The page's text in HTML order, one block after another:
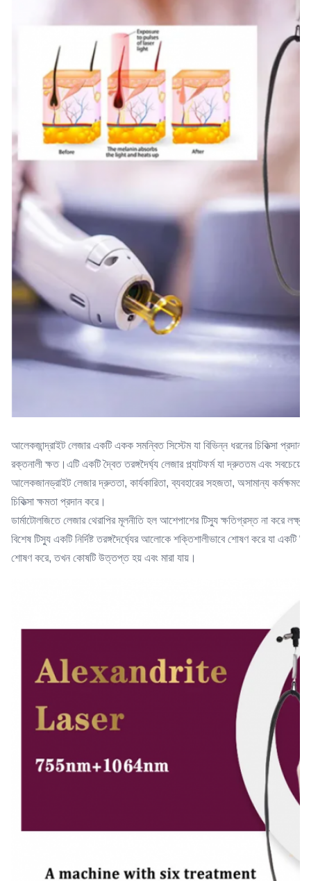
বাণিজ্যিক জন্য
After-Sales Service Provided:
বিনামূল্যে খুচরা যন্ত্রাংশ, ভিডিও প্রযুক্তিগত সহায়তা
Warranty:
Wavelength:
755nm+1064nm
Product Name:
আলেকজান্দ্রাইট লেজারের চুল অপসারণ
Keyword:
লেজার 755 alex alexandrite চুল অপসারণ মেশিন
Technology:
কঠিন রাষ্ট্র লেজার চুল অপসারণ মেশিন
100
Name:
ডায়োড লেজার হেয়ার অপসারণ মেশিন
আলেকজান্দ্রাইট লেজার একটি একক সমন্বিত সিস্টেম যা বিভিন্ন ধরনের চিকিত্সা
রক্তনালী ক্ষত।এটি একটি দ্বৈত তরঙ্গদৈর্ঘ্য লেজার প্ল্যাটফর্ম যা দ্রুততম এবং
আলেকজানড্রাইট লেজার দ্রুততা, কার্যকারিতা, ব্যবহারের সহজতা, অসামান্য কর্মক্ষমতা,
চিকিত্সা ক্ষমতা প্রদান করে।
ডার্মাটোলজিতে লেজার থেরাপির মূলনীতি হল আশেপাশের টিস্যু ক্ষতিগ্রস্ত না করে
বিশেষ টিস্যু একটি নির্দিষ্ট তরঙ্গদৈর্ঘ্যের আলোকে শক্তিশালীভাবে শোষণ করে যা একটি
শোষণ করে, তখন কোষটি উত্তপ্ত হয় এবং মারা যায়।